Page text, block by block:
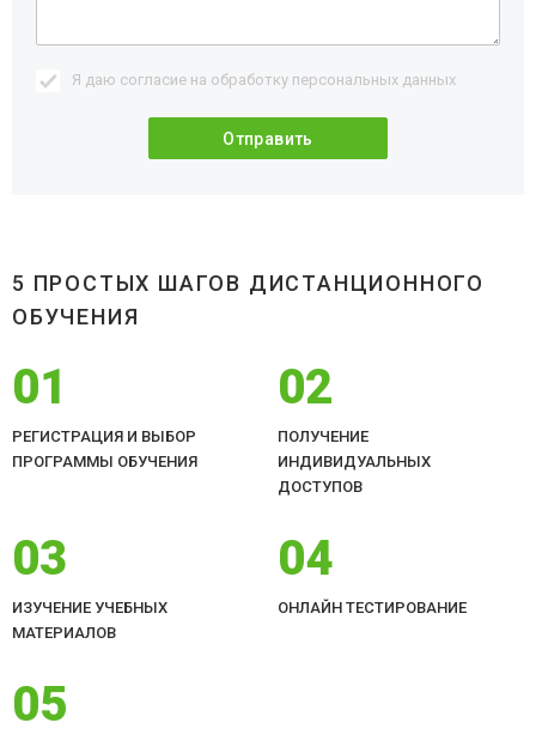
Я даю согласие на обработку персональных данных
5 ПРОСТЫХ ШАГОВ ДИСТАНЦИОННОГО
ОБУЧЕНИЯ
01
РЕГИСТРАЦИЯ И ВЫБОР
ПРОГРАММЫ ОБУЧЕНИЯ
02
ПОЛУЧЕНИЕ
ИНДИВИДУАЛЬНЫХ
ДОСТУПОВ
03
ИЗУЧЕНИЕ УЧЕБНЫХ
МАТЕРИАЛОВ
04
ОНЛАЙН ТЕСТИРОВАНИЕ
05